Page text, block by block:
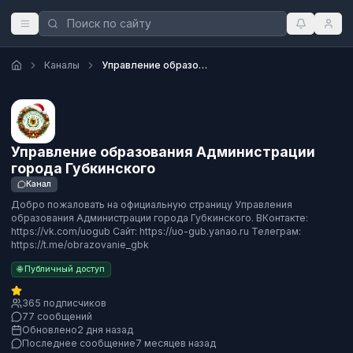
Каналы Управление образования Администрации города Губкинского
Управление образования Администрации
города Губкинского
Канал
Добро пожаловать на официальную страницу Управления
образования Администрации города Губкинского. ВКонтакте:
https://vk.com/uogub Сайт: https://uo-gub.yanao.ru Телеграм:
https://t.me/obrazovanie_gbk
🌐 Публичный доступ
365 подписчиков
77 сообщений
Обновлено2 дня назад
Последнее сообщение7 месяцев назад